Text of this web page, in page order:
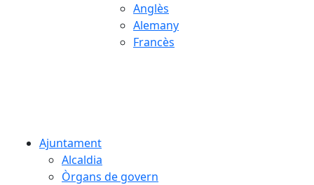
Anglès
Alemany
Francès
Ajuntament
Alcaldia
Òrgans de govern